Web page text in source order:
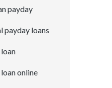
payday
payday loans
online